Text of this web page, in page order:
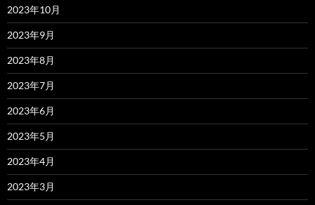
2023年10月
2023年9月
2023年8月
2023年7月
2023年6月
2023年5月
2023年4月
2023年3月